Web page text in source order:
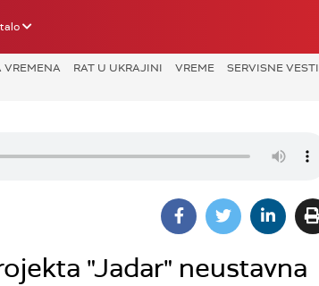
VREMENA RAT U UKRAJINI VREME SERVISNE VESTI
"Jadar" neustavna